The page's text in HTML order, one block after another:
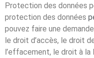
Protection des données
protection des données
pouvez faire une
le droit d’accès, le droit
l’effacement, le droit à